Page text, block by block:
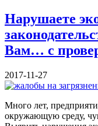
Нарушаете
Вам… с
2017-11-27
Много лет,
окружающую среду,